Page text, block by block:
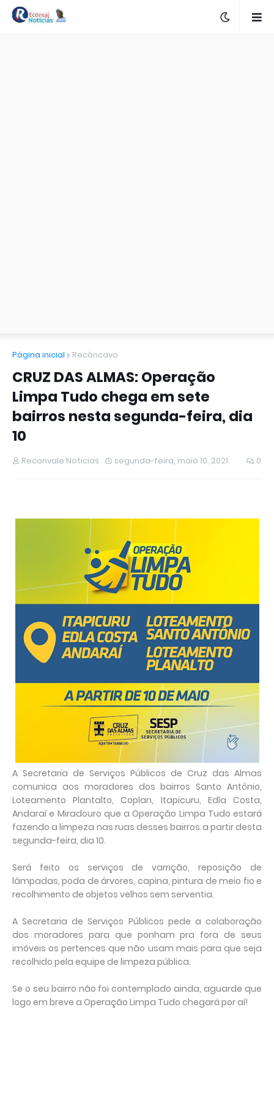
Página inicial Recôncavo
CRUZ DAS ALMAS: Operação
Limpa Tudo chega em sete
bairros nesta segunda-feira, dia
10
Reconvale Noticias segunda-feira, maio 10, 2021 0
A Secretaria de Serviços Públicos de Cruz das Almas
comunica aos moradores dos bairros Santo Antônio,
Loteamento Plantalto, Coplan, Itapicuru, Edla Costa,
Andaraí e Miradouro que a Operação Limpa Tudo estará
fazendo a limpeza nas ruas desses bairros a partir desta
segunda-feira, dia 10.
Será feito os serviços de varrição, reposição de
lâmpadas, poda de árvores, capina, pintura de meio fio e
recolhimento de objetos velhos sem serventia.
A Secretaria de Serviços Públicos pede a colaboração
dos moradores para que ponham pra fora de seus
imóveis os pertences que não usam mais para que seja
recolhido pela equipe de limpeza pública.
Se o seu bairro não foi contemplado ainda, aguarde que
logo em breve a Operação Limpa Tudo chegará por aí!